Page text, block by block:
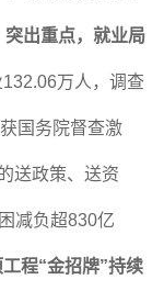
出重点，就业局
万人，调查
国务院督查激
送政策、送资
减负超830亿
程“金招牌”持续